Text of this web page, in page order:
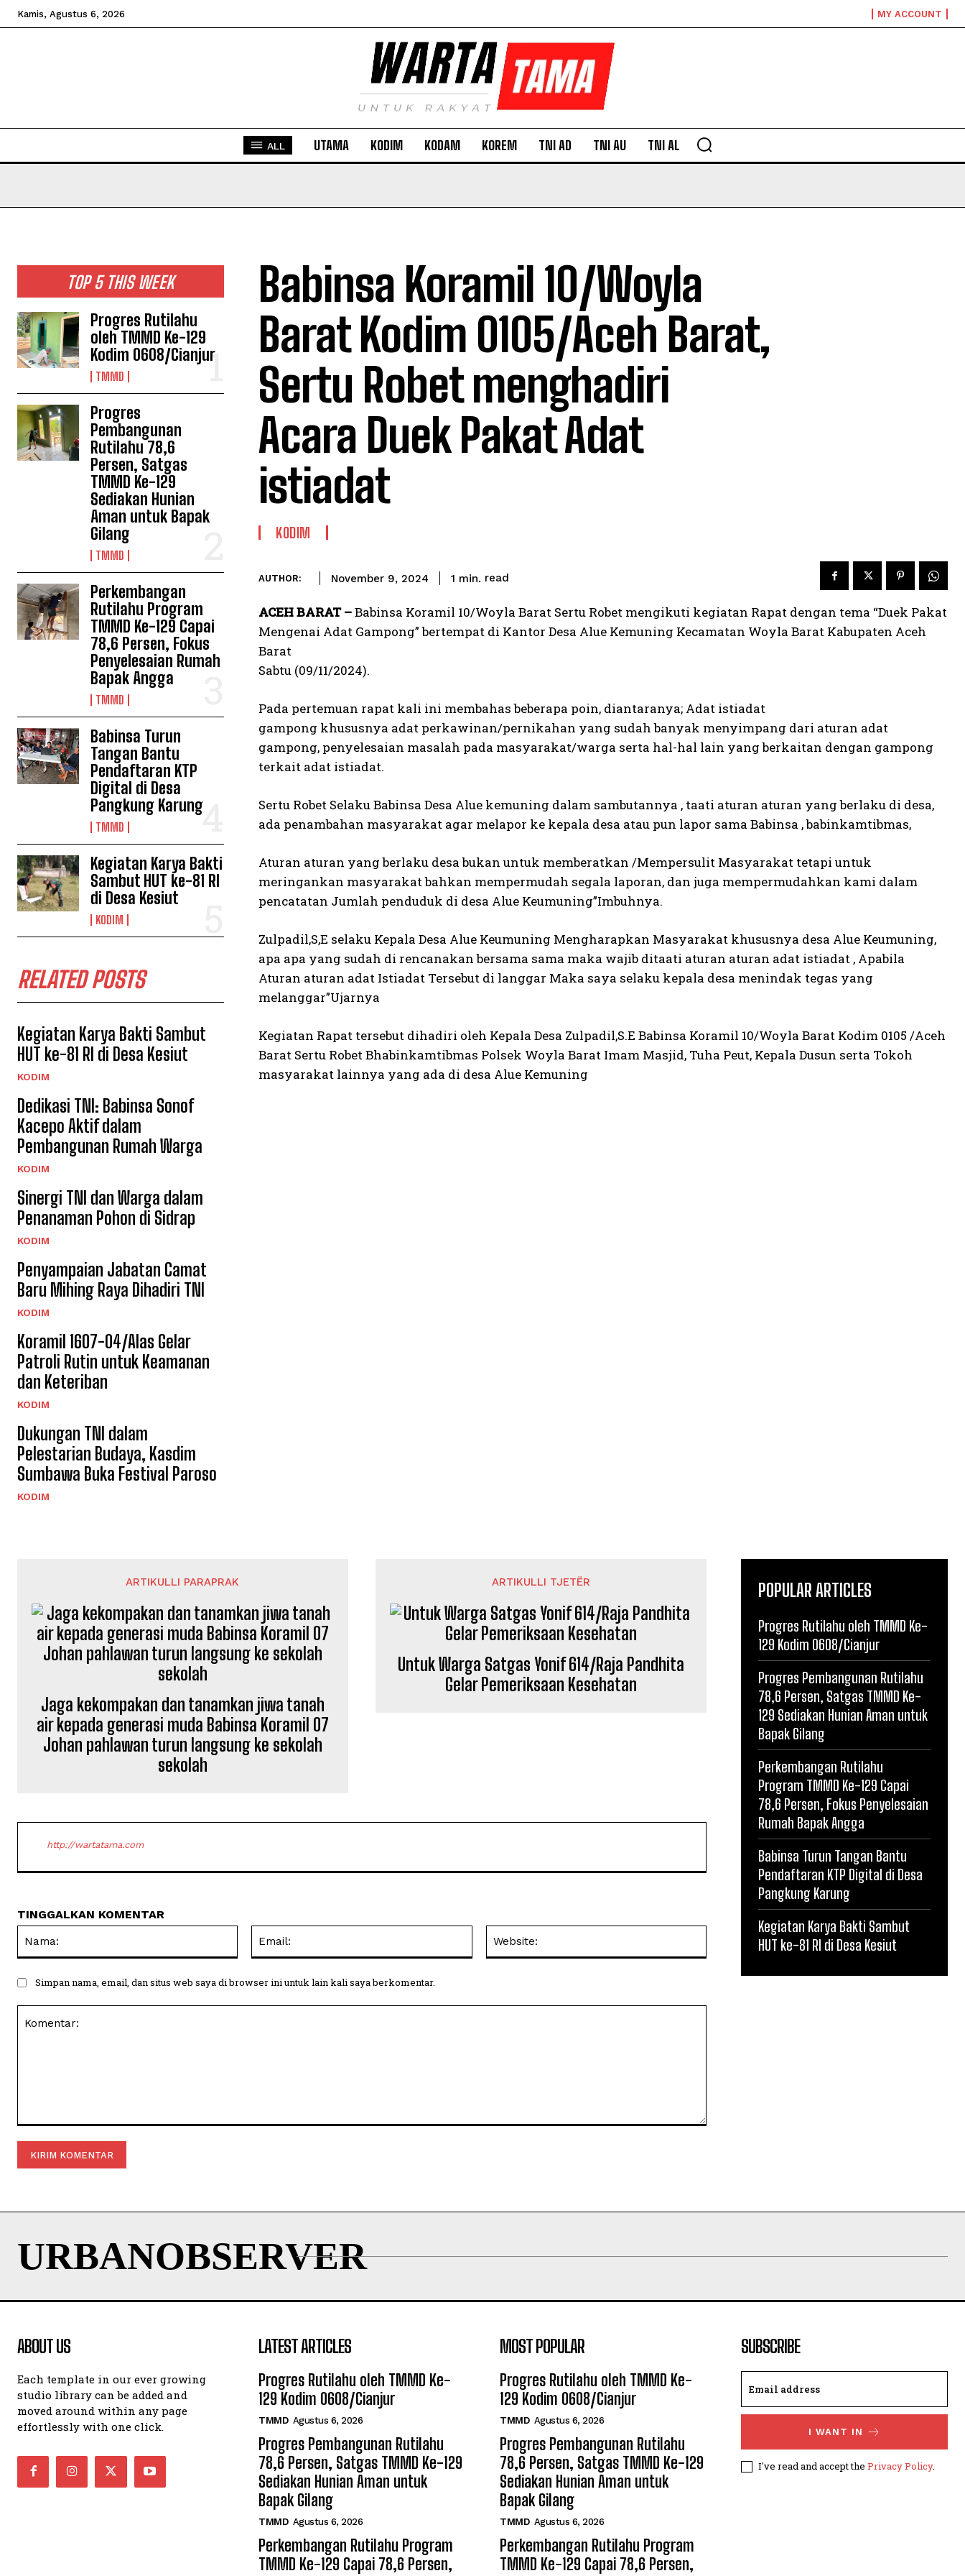
Kamis, Agustus 6, 2026 MY ACCOUNT
ALL UTAMA KODIM KODAM KOREM TNI AD TNI AU TNI AL
TOP 5 THIS WEEK
Progres Rutilahu
oleh TMMD Ke-129
Kodim 0608/Cianjur
TMMD
Progres
Pembangunan
Rutilahu 78,6
Persen, Satgas
TMMD Ke-129
Sediakan Hunian
Aman untuk Bapak
Gilang
TMMD
Perkembangan
Rutilahu Program
TMMD Ke-129 Capai
78,6 Persen, Fokus
Penyelesaian Rumah
Bapak Angga
TMMD
Babinsa Turun
Tangan Bantu
Pendaftaran KTP
Digital di Desa
Pangkung Karung
TMMD
Kegiatan Karya Bakti
Sambut HUT ke-81 RI
di Desa Kesiut
KODIM
RELATED POSTS
Kegiatan Karya Bakti Sambut
HUT ke-81 RI di Desa Kesiut
KODIM
Dedikasi TNI: Babinsa Sonof
Kacepo Aktif dalam
Pembangunan Rumah Warga
KODIM
Sinergi TNI dan Warga dalam
Penanaman Pohon di Sidrap
KODIM
Penyampaian Jabatan Camat
Baru Mihing Raya Dihadiri TNI
KODIM
Koramil 1607-04/Alas Gelar
Patroli Rutin untuk Keamanan
dan Keteriban
KODIM
Dukungan TNI dalam
Pelestarian Budaya, Kasdim
Sumbawa Buka Festival Paroso
KODIM
Babinsa Koramil 10/Woyla
Barat Kodim 0105/Aceh Barat,
Sertu Robet menghadiri
Acara Duek Pakat Adat
istiadat
KODIM
AUTHOR: November 9, 2024 1 min. read
ACEH BARAT –Babinsa Koramil 10/Woyla Barat Sertu Robet mengikuti kegiatan Rapat dengan tema “Duek Pakat
Mengenai Adat Gampong” bertempat di Kantor Desa Alue Kemuning Kecamatan Woyla Barat Kabupaten Aceh
Barat
Sabtu (09/11/2024).
Pada pertemuan rapat kali ini membahas beberapa poin, diantaranya; Adat istiadat
gampong khususnya adat perkawinan/pernikahan yang sudah banyak menyimpang dari aturan adat
gampong, penyelesaian masalah pada masyarakat/warga serta hal-hal lain yang berkaitan dengan gampong
terkait adat istiadat.
Sertu Robet Selaku Babinsa Desa Alue kemuning dalam sambutannya , taati aturan aturan yang berlaku di desa,
ada penambahan masyarakat agar melapor ke kepala desa atau pun lapor sama Babinsa , babinkamtibmas,
Aturan aturan yang berlaku desa bukan untuk memberatkan /Mempersulit Masyarakat tetapi untuk
meringankan masyarakat bahkan mempermudah segala laporan, dan juga mempermudahkan kami dalam
pencatatan Jumlah penduduk di desa Alue Keumuning”Imbuhnya.
Zulpadil,S,E selaku Kepala Desa Alue Keumuning Mengharapkan Masyarakat khususnya desa Alue Keumuning,
apa apa yang sudah di rencanakan bersama sama maka wajib ditaati aturan aturan adat istiadat , Apabila
Aturan aturan adat Istiadat Tersebut di langgar Maka saya selaku kepala desa menindak tegas yang
melanggar”Ujarnya
Kegiatan Rapat tersebut dihadiri oleh Kepala Desa Zulpadil,S.E Babinsa Koramil 10/Woyla Barat Kodim 0105 /Aceh
Barat Sertu Robet Bhabinkamtibmas Polsek Woyla Barat Imam Masjid, Tuha Peut, Kepala Dusun serta Tokoh
masyarakat lainnya yang ada di desa Alue Kemuning
ARTIKULLI PARAPRAK
Jaga kekompakan dan tanamkan jiwa tanah
air kepada generasi muda Babinsa Koramil 07
Johan pahlawan turun langsung ke sekolah
sekolah
ARTIKULLI TJETËR
Untuk Warga Satgas Yonif 614/Raja Pandhita
Gelar Pemeriksaan Kesehatan
http://wartatama.com
TINGGALKAN KOMENTAR
Simpan nama, email, dan situs web saya di browser ini untuk lain kali saya berkomentar.
POPULAR ARTICLES
Progres Rutilahu oleh TMMD Ke-
129 Kodim 0608/Cianjur
Progres Pembangunan Rutilahu
78,6 Persen, Satgas TMMD Ke-
129 Sediakan Hunian Aman untuk
Bapak Gilang
Perkembangan Rutilahu
Program TMMD Ke-129 Capai
78,6 Persen, Fokus Penyelesaian
Rumah Bapak Angga
Babinsa Turun Tangan Bantu
Pendaftaran KTP Digital di Desa
Pangkung Karung
Kegiatan Karya Bakti Sambut
HUT ke-81 RI di Desa Kesiut
URBANOBSERVER
ABOUT US
Each template in our ever growing
studio library can be added and
moved around within any page
effortlessly with one click.
LATEST ARTICLES
Progres Rutilahu oleh TMMD Ke-
129 Kodim 0608/Cianjur
TMMD Agustus 6, 2026
Progres Pembangunan Rutilahu
78,6 Persen, Satgas TMMD Ke-129
Sediakan Hunian Aman untuk
Bapak Gilang
TMMD Agustus 6, 2026
Perkembangan Rutilahu Program
TMMD Ke-129 Capai 78,6 Persen,
MOST POPULAR
Progres Rutilahu oleh TMMD Ke-
129 Kodim 0608/Cianjur
TMMD Agustus 6, 2026
Progres Pembangunan Rutilahu
78,6 Persen, Satgas TMMD Ke-129
Sediakan Hunian Aman untuk
Bapak Gilang
TMMD Agustus 6, 2026
Perkembangan Rutilahu Program
TMMD Ke-129 Capai 78,6 Persen,
SUBSCRIBE
I WANT IN
I've read and accept the Privacy Policy.